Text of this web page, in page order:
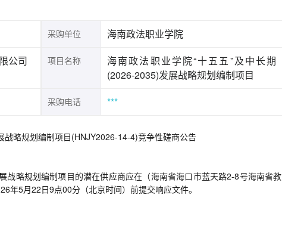
采购单位 海南政法职业学院
公司 项目名称
海南政法职业学院“十五五”及中长期
(2026-2035)发展战略规划编制项目
采购电话 ***
略规划编制项目(HNJY2026-14-4)竞争性磋商公告
战略规划编制项目的潜在供应商应在（海南省海口市蓝天路2-8号海南省教
年5月22日9点00分（北京时间）前提交响应文件。